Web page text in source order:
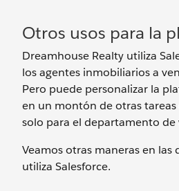
Otros usos para la
Dreamhouse Realty utiliza
los agentes inmobiliarios a
Pero puede personalizar la
en un montón de otras tareas
solo para el departamento de
Veamos otras maneras en las
utiliza Salesforce.